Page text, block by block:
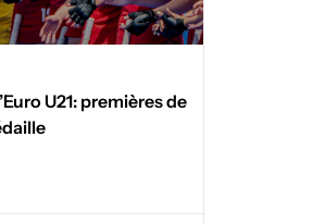
U21: premières de